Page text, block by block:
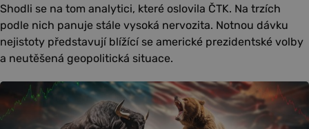
Shodli se na tom analytici, které oslovila ČTK. Na trzích
podle nich panuje stále vysoká nervozita. Notnou dávku
nejistoty představují blížící se americké prezidentské volby
a neutěšená geopolitická situace.